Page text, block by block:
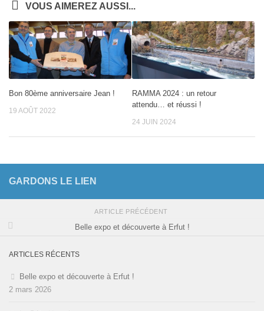
VOUS AIMEREZ AUSSI...
Bon 80ème anniversaire Jean !
19 AOÛT 2022
RAMMA 2024 : un retour
attendu… et réussi !
24 JUIN 2024
GARDONS LE LIEN
ARTICLE PRÉCÉDENT
Belle expo et découverte à Erfut !
ARTICLES RÉCENTS
Belle expo et découverte à Erfut !
2 mars 2026